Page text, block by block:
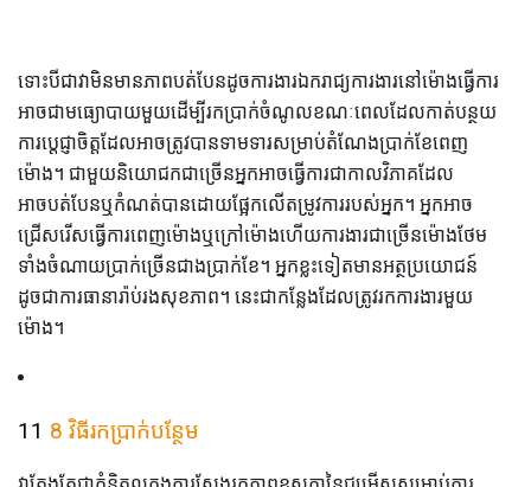
ទោះបីជាវាមិនមានភាពបត់បែនដូចការងារឯករាជ្យការងារនៅម៉ោងធ្វើការ
អាចជាមធ្យោបាយមួយដើម្បីរកប្រាក់ចំណូលខណៈពេលដែលកាត់បន្ថយ
ការប្តេជ្ញាចិត្តដែលអាចត្រូវបានទាមទារសម្រាប់តំណែងប្រាក់ខែពេញ
ម៉ោង។ ជាមួយនិយោជកជាច្រើនអ្នកអាចធ្វើការជាកាលវិភាគដែល
អាចបត់បែនឬកំណត់បានដោយផ្អែកលើតម្រូវការរបស់អ្នក។ អ្នកអាច
ជ្រើសរើសធ្វើការពេញម៉ោងឬក្រៅម៉ោងហើយការងារជាច្រើនម៉ោងថែម
ទាំងចំណាយប្រាក់ច្រើនជាងប្រាក់ខែ។ អ្នកខ្លះទៀតមានអត្ថប្រយោជន៍
ដូចជាការធានារ៉ាប់រងសុខភាព។ នេះជាកន្លែងដែលត្រូវរកការងារមួយ
ម៉ោង។
11 8 វិធីរកប្រាក់បន្ថែម